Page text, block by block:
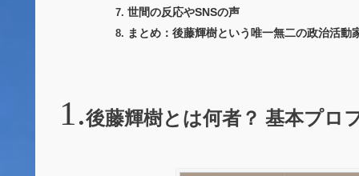
世間の反応やSNSの声
まとめ：後藤輝樹という唯一無二の政治活動
後藤輝樹とは何者？ 基本プロ